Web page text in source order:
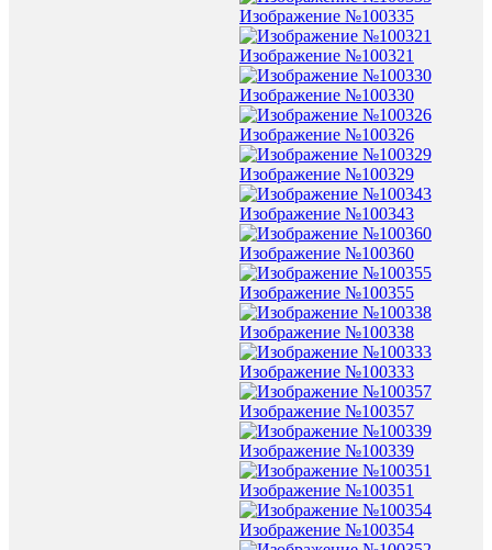
Изображение №100335
Изображение №100321
Изображение №100330
Изображение №100326
Изображение №100329
Изображение №100343
Изображение №100360
Изображение №100355
Изображение №100338
Изображение №100333
Изображение №100357
Изображение №100339
Изображение №100351
Изображение №100354